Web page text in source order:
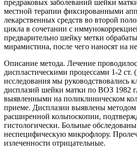
предраковых заболеваний шейки
местной терапии фиксированными
лекарственных средств во второй
цикла в сочетании с
предварительно шейку метки
мирамистина, после чего наносят на
Описание метода. Лечение
диспластическими процессами 1-2 ст.
исследования мы руководствовались
дисплазий шейки матки по ВОЗ 1982
выявленными на поликлиническом
приеме. Дисплазии выявлены методом
расширенной кольпоскопии,
гистологически. Больные
неспецифическую микрофлору.
излеченности отрицательные.